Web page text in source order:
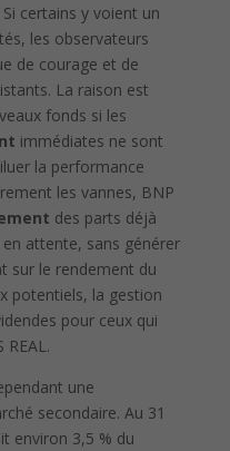
Si certains y voient un
les observateurs
de courage et de
La raison est
fonds si les
immédiates ne sont
la performance
les vannes, BNP
des parts déjà
en attente, sans générer
sur le rendement du
potentiels, la gestion
pour ceux qui
une
secondaire. Au 31
environ 3,5 % du